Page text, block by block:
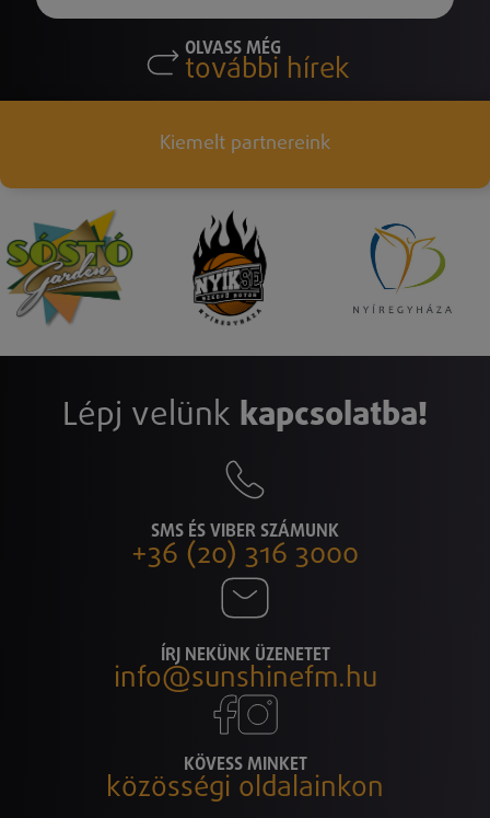
OLVASS MÉG
további hírek
Kiemelt partnereink
Lépj velünk kapcsolatba!
SMS ÉS VIBER SZÁMUNK
+36 (20) 316 3000
ÍRJ NEKÜNK ÜZENETET
info@sunshinefm.hu
KÖVESS MINKET
közösségi oldalainkon